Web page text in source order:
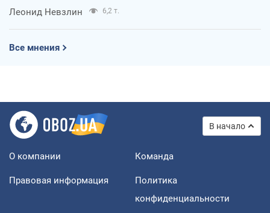
Леонид Невзлин 6,2 т.
Все мнения
В начало
О компании Команда
Правовая информация
Политика
конфиденциальности